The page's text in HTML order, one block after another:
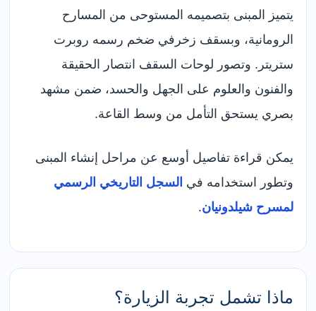
يتميز المبنى بتصميمه المستوحى من المسارح
الرومانية، وبسقف زخرفي ضخم رسمه روبرت
ستريتر. وتصور لوحات السقف انتصار الحقيقة
والفنون والعلوم على الجهل والحسد، ضمن مشهد
بصري يستحق التأمل من وسط القاعة.
يمكن قراءة تفاصيل أوسع عن مراحل إنشاء المبنى
وتطور استخدامه في السجل التاريخي الرسمي
لمسرح شيلدونيان.
ماذا تشمل تجربة الزيارة؟